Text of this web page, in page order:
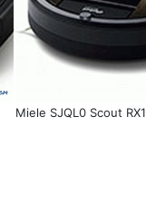
Miele SJQL0 Scout RX1